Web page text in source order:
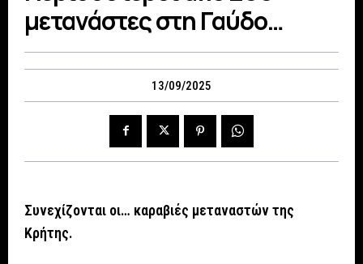
μετανάστες στη Γαύδο…
13/09/2025
Συνεχίζονται οι… καραβιές μεταναστών της
Κρήτης.